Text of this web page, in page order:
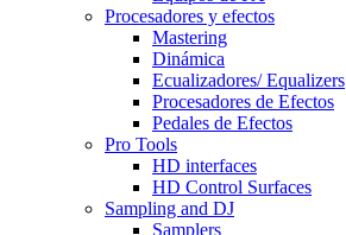
Procesadores y efectos
Mastering
Dinámica
Ecualizadores/ Equalizers
Procesadores de Efectos
Pedales de Efectos
Pro Tools
HD interfaces
HD Control Surfaces
Sampling and DJ
Samplers